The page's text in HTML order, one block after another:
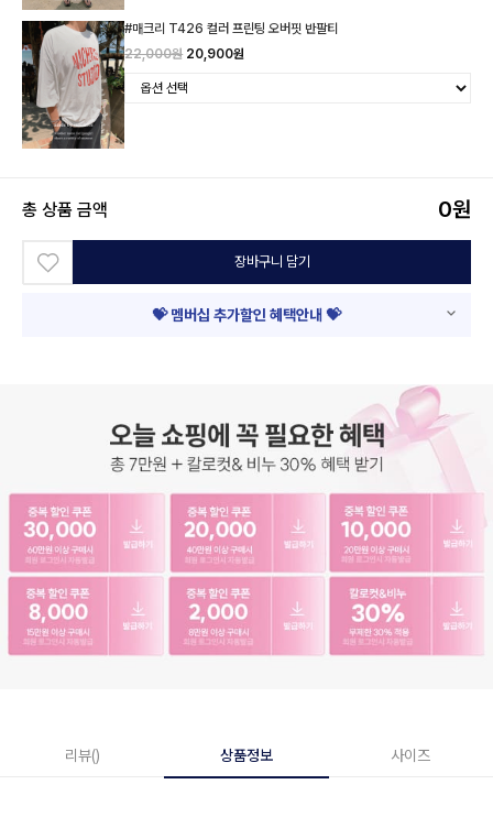
#매크리 T426 컬러 프린팅 오버핏 반팔티
22,000원 20,900원
총 상품 금액 0원
장바구니 담기
💝 멤버십 추가할인 혜택안내 💝
리뷰() 상품정보 사이즈